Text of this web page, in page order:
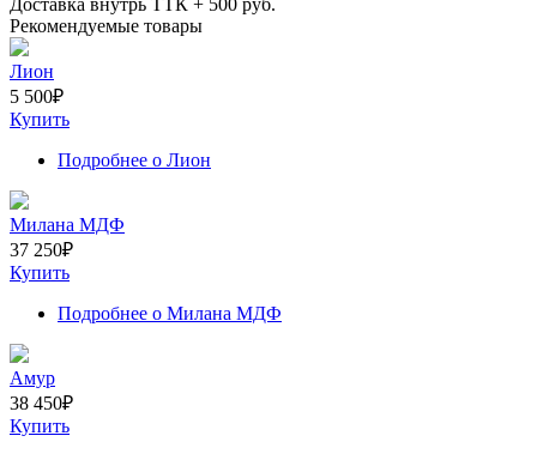
Рекомендуемые товары
Лион
5 500₽
Купить
Подробнее о Лион
Милана МДФ
37 250₽
Купить
Подробнее о Милана МДФ
Амур
38 450₽
Купить